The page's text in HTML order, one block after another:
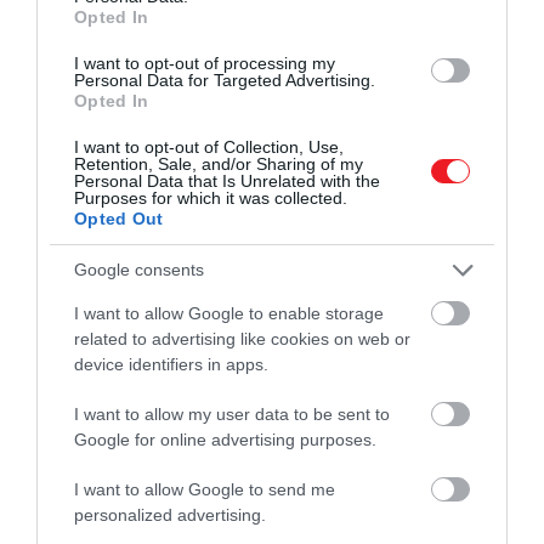
Opted In
I want to opt-out of processing my
Personal Data for Targeted Advertising.
Opted In
I want to opt-out of Collection, Use,
Retention, Sale, and/or Sharing of my
Personal Data that Is Unrelated with the
Purposes for which it was collected.
Opted Out
Google consents
I want to allow Google to enable storage
related to advertising like cookies on web or
device identifiers in apps.
I want to allow my user data to be sent to
Google for online advertising purposes.
I want to allow Google to send me
personalized advertising.
A chilei rendőrség megtalálta a
Furcsa körülmények között